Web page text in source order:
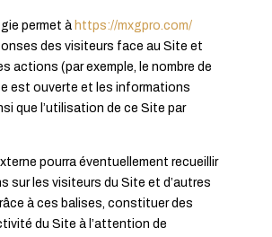
permet à https://mxgpro.com/
des visiteurs face au Site et
actions (par exemple, le nombre de
est ouverte et les informations
que l’utilisation de ce Site par
pourra éventuellement recueillir
sur les visiteurs du Site et d’autres
à ces balises, constituer des
du Site à l’attention de